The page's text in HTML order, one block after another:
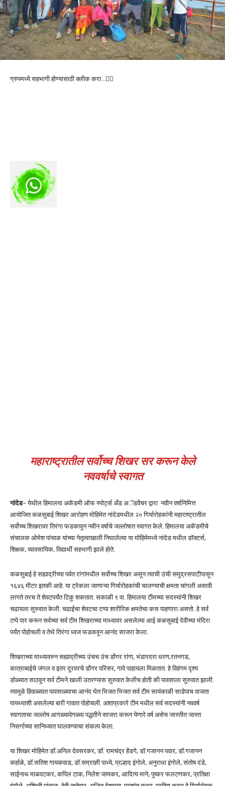
ग्रुपमध्ये सहभागी होण्यासाठी क्लीक करा…👆🏻
महाराष्ट्रातील सर्वोच्च शिखर सर करून केले
नववर्षाचे स्वागत
नांदेड– येथील हिमालया अकॅडमी ऑफ स्पोर्ट्स अँड अॅडवेंचर द्वारा नवीन वर्षानिमित्त
आयोजित कळसुबाई शिखर आरोहण मोहिमेत नांदेडमधील २० गिर्यारोहकांनी महाराष्ट्रातील
सर्वोच्च शिखरावर तिरंगा फडकावून नवीन वर्षाचे जल्लोषात स्वागत केले. हिमालया अकॅडमीचे
संचालक ओमेश पांचाळ यांच्या नेतृत्वाखाली निघालेल्या या मोहिमेमध्ये नांदेड मधील डॉक्टर्स,
शिक्षक, व्यावसायिक, विद्यार्थी सहभागी झाले होते.
कळसुबाई हे सह्याद्रीच्या पर्वत रांगांमधील सर्वोच्च शिखर असून त्याची उंची समुद्रसपाटीपासून
१६४६ मीटर इतकी आहे. या ट्रेकला जाणाऱ्या गिर्यारोहकांची चालण्याची क्षमता चांगली असावी
लागते तरच ते शेवटपर्यंत टिकू शकतात. सकाळी ९ वा. हिमालया टीमच्या सदस्यांनी शिखर
चढायला सुरुवात केली. चढाईचा शेवटचा टप्पा शारीरिक क्षमतेचा कस पाहणारा असतो. हे सर्व
टप्पे पार करून सर्वच्या सर्व टीम शिखराच्या माथ्यावर असलेल्या आई कळसुबाई देवीच्या मंदिरा
पर्यंत पोहोचली व तेथे तिरंगा ध्वज फडकवून आनंद साजरा केला.
शिखराच्या माथ्यावरुन सह्याद्रीच्या उंचच उंच डोंगर रांगा, भंडारदरा धरण,रतनगड,
कात्राबाईचे जंगल व इतर दूरवरचे डोंगर परिसर, गावे पाहायला मिळतात. हे विहंगम दृश्य
डोळ्यात साठवून सर्व टीमने खाली उतरण्यास सुरुवात केलीच होती की पावसाला सुरुवात झाली.
त्यामुळे हिवाळ्यात पावसाळ्याचा आनंद घेत भिजत भिजत सर्व टीम सायंकाळी साडेपाच वाजता
पायथ्याशी असलेल्या बारी गावात पोहोचली. अशाप्रकारे टीम मधील सर्व सदस्यांनी नववर्ष
स्वागताचा जल्लोष आगळ्यावेगळ्या पद्धतीने साजरा करून येणारे वर्ष असेच जास्तीत जास्त
निसर्गाच्या सानिध्यात घालवण्याचा संकल्प केला.
या शिखर मोहिमेत डॉ.अनिल देवसरकर, डॉ. रामचंद्र हेंडगे, डॉ.गजानन पवार, डॉ.गजानन
कर्हाळे, डॉ.सतिश गायकवाड, डॉ.सम्राज्ञी पाध्ये, प्रल्हाद इंगोले, अनुराधा इंगोले, संतोष दंडे,
साईनाथ माळवटकर, कपिल टाक, निलेश जामकर, आदित्य माने, पुष्कर फलटणकर, प्रतिक्षा